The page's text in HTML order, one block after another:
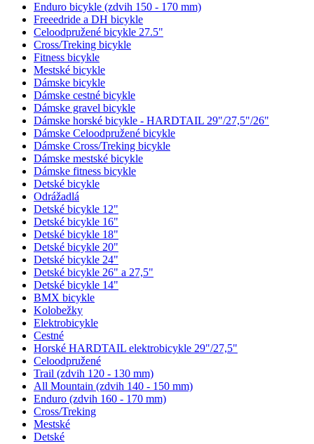
Enduro bicykle (zdvih 150 - 170 mm)
Freeedride a DH bicykle
Celoodpružené bicykle 27.5"
Cross/Treking bicykle
Fitness bicykle
Mestské bicykle
Dámske bicykle
Dámske cestné bicykle
Dámske gravel bicykle
Dámske horské bicykle - HARDTAIL 29"/27,5"/26"
Dámske Celoodpružené bicykle
Dámske Cross/Treking bicykle
Dámske mestské bicykle
Dámske fitness bicykle
Detské bicykle
Odrážadlá
Detské bicykle 12"
Detské bicykle 16"
Detské bicykle 18"
Detské bicykle 20"
Detské bicykle 24"
Detské bicykle 26" a 27,5"
Detské bicykle 14"
BMX bicykle
Kolobežky
Elektrobicykle
Cestné
Horské HARDTAIL elektrobicykle 29"/27,5"
Celoodpružené
Trail (zdvih 120 - 130 mm)
All Mountain (zdvih 140 - 150 mm)
Enduro (zdvih 160 - 170 mm)
Cross/Treking
Mestské
Detské